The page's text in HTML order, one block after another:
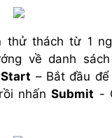
thử thách từ 1
về danh
Start – Bắt đầu
nhấnSubmit -